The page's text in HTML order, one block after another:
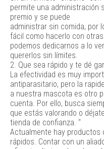
permite una administración
premio y se puede
administrar sin comida, por
fácil como hacerlo con
podemos dedicarnos a lo
quererlos sin límites.
2. Que sea rápido y te dé
La efectividad es muy
antiparasitario, pero la
a nuestra mascota es otro
cuenta. Por ello, busca
que estás valorando o
tienda de confianza. “
Actualmente hay productos
rápidos. Contar con un